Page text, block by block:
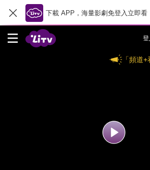
下載 APP，海量影劇免登入立即看
登
「頻道